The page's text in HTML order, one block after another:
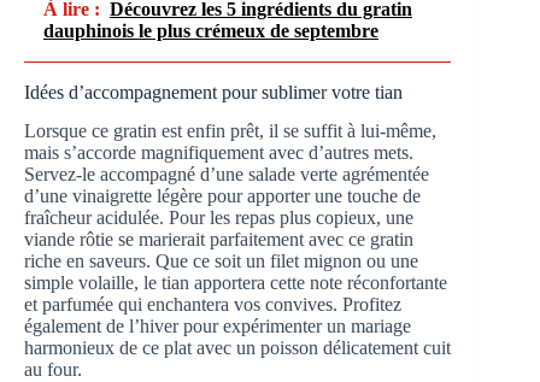
À lire : Découvrez les 5 ingrédients du gratin
dauphinois le plus crémeux de septembre
Idées d’accompagnement pour sublimer votre tian
Lorsque ce gratin est enfin prêt, il se suffit à lui-même,
mais s’accorde magnifiquement avec d’autres mets.
Servez-le accompagné d’une salade verte agrémentée
d’une vinaigrette légère pour apporter une touche de
fraîcheur acidulée. Pour les repas plus copieux, une
viande rôtie se marierait parfaitement avec ce gratin
riche en saveurs. Que ce soit un filet mignon ou une
simple volaille, le tian apportera cette note réconfortante
et parfumée qui enchantera vos convives. Profitez
également de l’hiver pour expérimenter un mariage
harmonieux de ce plat avec un poisson délicatement cuit
au four.